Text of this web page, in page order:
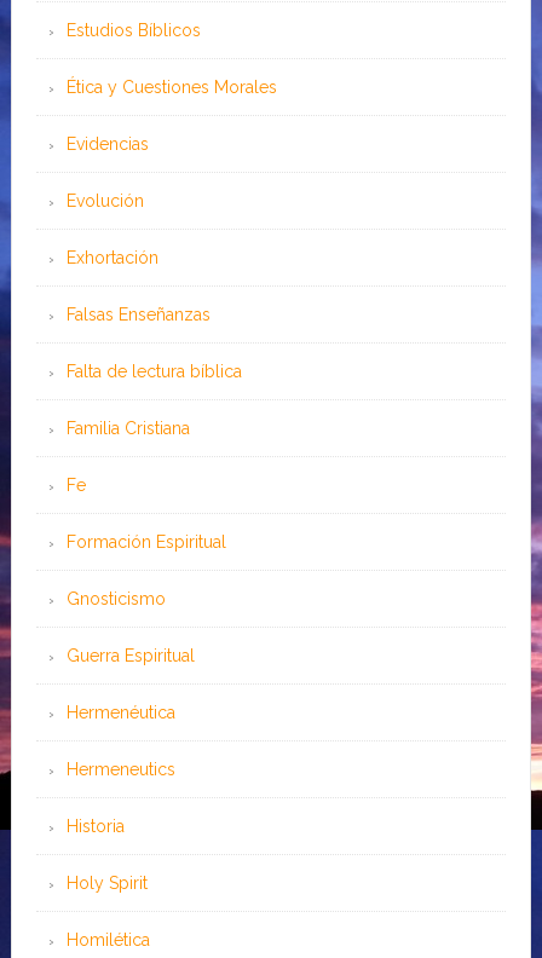
Estudios Bíblicos
Ética y Cuestiones Morales
Evidencias
Evolución
Exhortación
Falsas Enseñanzas
Falta de lectura bíblica
Familia Cristiana
Fe
Formación Espiritual
Gnosticismo
Guerra Espiritual
Hermenéutica
Hermeneutics
Historia
Holy Spirit
Homilética